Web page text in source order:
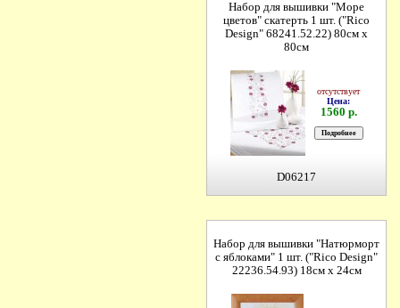
Набор для вышивки "Море
цветов" скатерть 1 шт. ("Rico
Design" 68241.52.22) 80см х
80см
отсутствует
Цена:
1560 р.
D06217
Набор для вышивки "Натюрморт
с яблоками" 1 шт. ("Rico Design"
22236.54.93) 18см х 24см